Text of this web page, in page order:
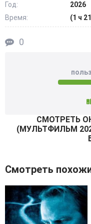
очередь, к себе.
Год:
2026
Время:
(1 ч
0
СМОТРEТЬ
(МУЛЬТФИЛЬМ
Смотреть